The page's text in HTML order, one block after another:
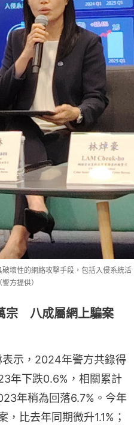
壞性的網絡攻擊手段，包括入侵系統活
方提供）
宗 八成屬網上騙案
示，2024年警方共錄得
年下跌0.6%，相關累計
年稍為回落6.7%。今年
比去年同期微升1.1%；